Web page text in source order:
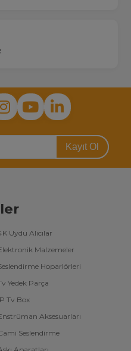
Kayıt Ol
Uydu Alıcılar
Malzemeler
Hoparlörleri
Yedek Parça
Tv Box
Aksesuarları
Seslendirme